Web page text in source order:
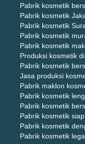
Pabrik kosmetik
Pabrik kosmetik
Pabrik kosmetik
Pabrik kosmetik
Pabrik kosmetik
Produksi kosmetik
Pabrik kosmetik
Jasa produksi
Pabrik maklon
Pabrik kosmetik
Pabrik kosmetik
Pabrik kosmetik
Pabrik kosmetik
Pabrik kosmetik